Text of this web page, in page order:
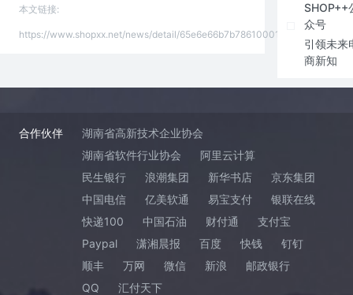
本文链接:
https://www.shopxx.net/news/detail/65e6e66b7b78610001e61f8b
SHOP++
众号
引领未来
商新知
合作伙伴
湖南省高新技术企业协会
湖南省软件行业协会
阿里云计算
民生银行
浪潮集团 新华书店
京东集团
中国电信
亿美软通 易宝支付
银联在线
快递100
中国石油 财付通
支付宝
Paypal
潇湘晨报 百度 快钱
钉钉
顺丰
万网 微信 新浪
邮政银行
QQ
汇付天下